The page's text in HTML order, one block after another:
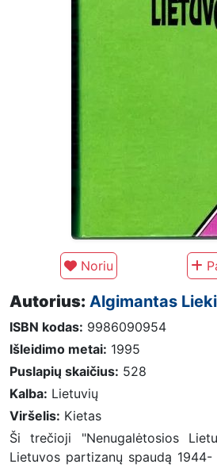
Noriu
Autorius: Algimantas
ISBN kodas: 9986090954
Išleidimo metai: 1995
Puslapių skaičius: 528
Kalba: Lietuvių
Viršelis: Kietas
Ši trečioji "Nenugalėtosios
Lietuvos partizanų spaudą